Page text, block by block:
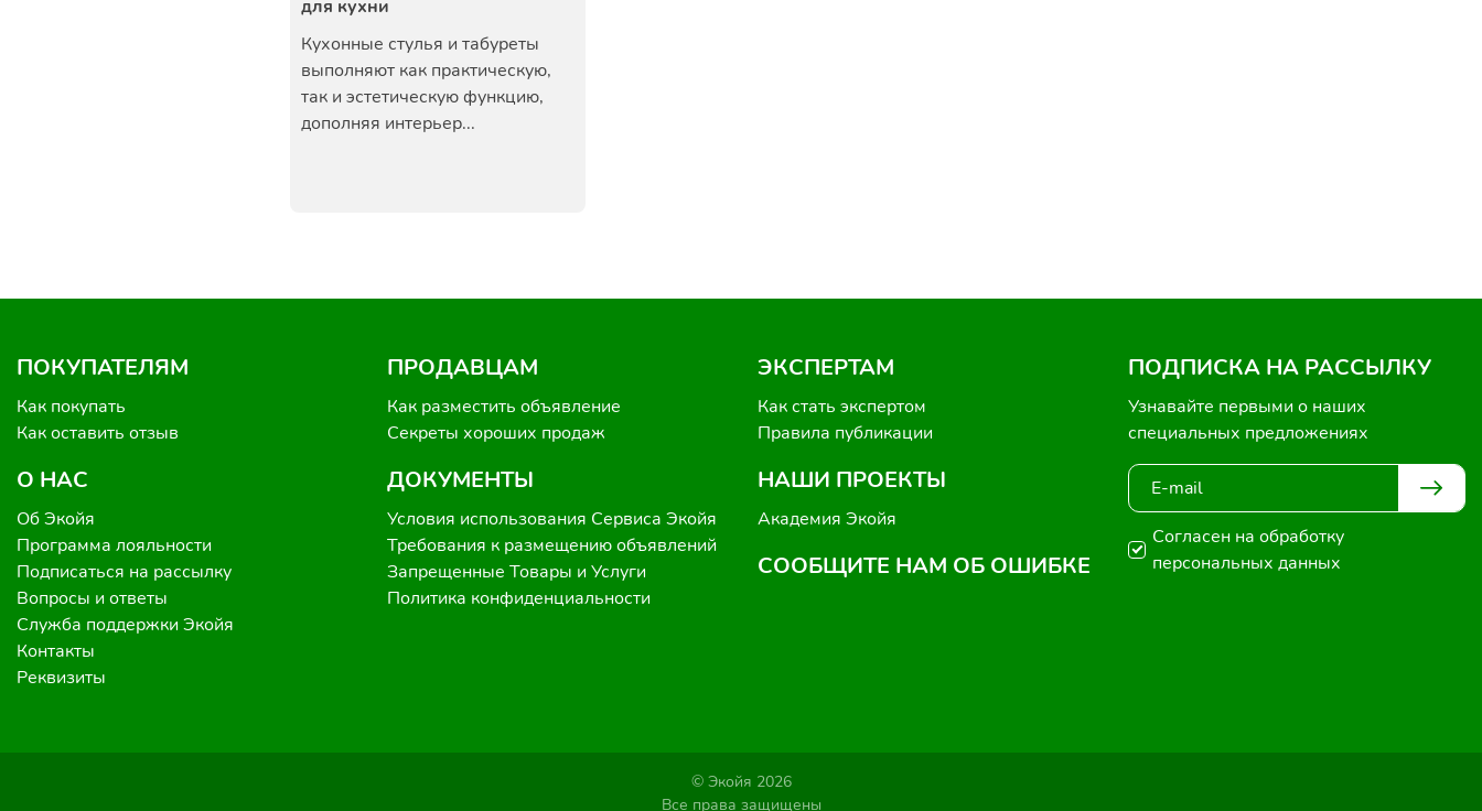
для кухни
Кухонные стулья и табуреты
выполняют как практическую,
так и эстетическую функцию,
дополняя интерьер...
ПОКУПАТЕЛЯМ
Как покупать
Как оставить отзыв
О НАС
Об Экойя
Программа лояльности
Подписаться на рассылку
Вопросы и ответы
Служба поддержки Экойя
Контакты
Реквизиты
ПРОДАВЦАМ
Как разместить объявление
Секреты хороших продаж
ДОКУМЕНТЫ
Условия использования Сервиса Экойя
Требования к размещению объявлений
Запрещенные Товары и Услуги
Политика конфиденциальности
ЭКСПЕРТАМ
Как стать экспертом
Правила публикации
НАШИ ПРОЕКТЫ
Академия Экойя
СООБЩИТЕ НАМ ОБ ОШИБКЕ
ПОДПИСКА НА РАССЫЛКУ
Узнавайте первыми о наших
специальных предложениях
Согласен на обработку
персональных данных
© Экойя 2026
Все права защищены